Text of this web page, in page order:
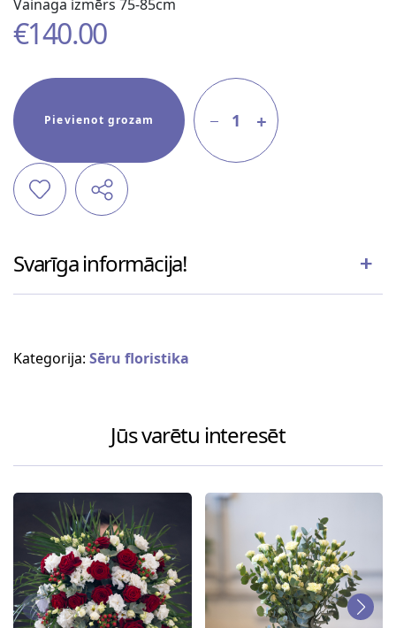
Vainaga izmērs 75-85cm
€140.00
Pievienot grozam 1
Svarīga informācija!
Kategorija: Sēru floristika
Jūs varētu interesēt